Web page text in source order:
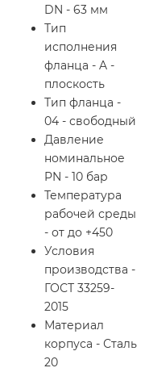
DN - 63 мм
Тип
исполнения
фланца - A -
плоскость
Тип фланца -
04 - свободный
Давление
номинальное
PN - 10 бар
Температура
рабочей среды
- от до +450
Условия
производства -
ГОСТ 33259-
2015
Материал
корпуса - Сталь
20